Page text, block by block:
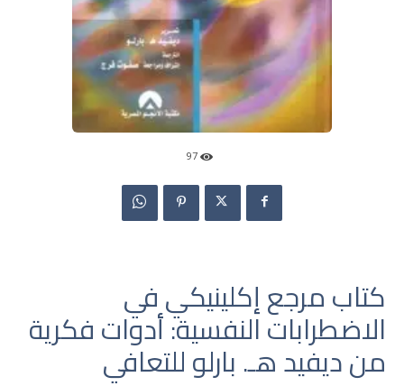
97
كتاب مرجع إكلينيكي في
الاضطرابات النفسية: أدوات فكرية
من ديفيد هـ. بارلو للتعافي